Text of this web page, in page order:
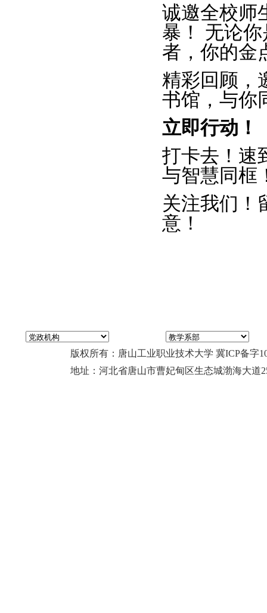
诚邀全校师
暴！ 无论
者，你的金
精彩回顾，
书馆，与你
立即行动！
打卡去！速
与智慧同框
关注我们！
意！
版权所有：唐山工业职业技术大学 冀ICP备字
地址：河北省唐山市曹妃甸区生态城渤海大道